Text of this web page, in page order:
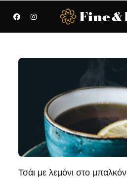
Τσάι με λεμόνι στο